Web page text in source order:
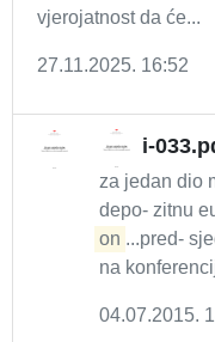
vjerojatnost da će...
27.11.2025. 16:52
i-
za jedan dio
depo- zitnu
on ...pred-
na
04.07.2015.